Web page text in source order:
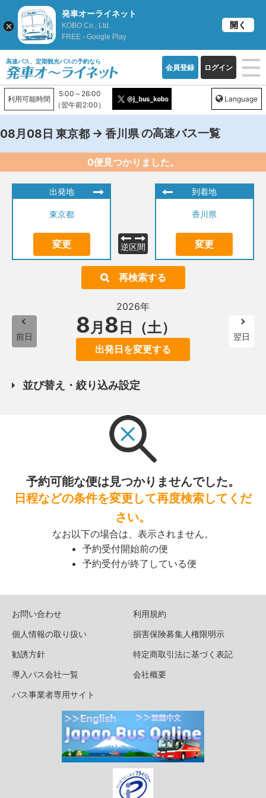
高速バス、定期観光バスの予約なら
会員登録 ログイン
利用可能時間
5:00～26:00
（翌午前2:00）
Language
08月08日 東京都 → 香川県の高速バス一覧
0便見つかりました。
出発地
東京都
変更 逆区間
到着地
香川県
変更
再検索する
前日
2026年
8月 8 日（土）
出発日を変更する
翌日
並び替え・絞り込み設定
予約可能な便は見つかりませんでした。
日程などの条件を変更して再度検索してくだ
さい。
なお以下の場合は、表示されません。
予約受付開始前の便
予約受付が終了している便
お問い合わせ
利用規約
個人情報の取り扱い
損害保険募集人権限明示
勧誘方針
特定商取引法に基づく表記
導入バス会社一覧
会社概要
バス事業者専用サイト
発車オーライネット
KOBO Co., Ltd.
FREE - Google Play
開く